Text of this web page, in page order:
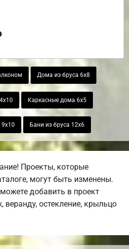
Дома из бруса 6х8
Каркасные дома 6х5
Бани из бруса 12х6
Проекты, которые
могут быть изменены.
добавить в проект
веранду, остекление, крыльцо